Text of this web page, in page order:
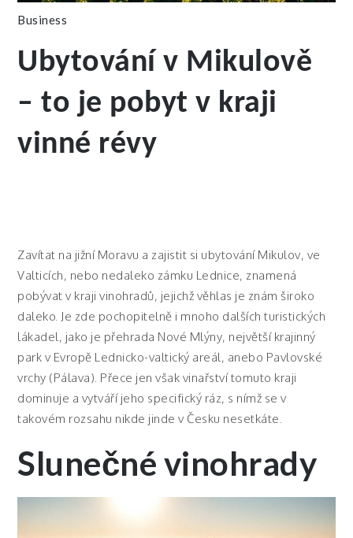
Business
Ubytování v Mikulově
– to je pobyt v kraji
vinné révy
Zavítat na jižní Moravu a zajistit si ubytování Mikulov, ve
Valticích, nebo nedaleko zámku Lednice, znamená
pobývat v kraji vinohradů, jejichž věhlas je znám široko
daleko. Je zde pochopitelně i mnoho dalších turistických
lákadel, jako je přehrada Nové Mlýny, největší krajinný
park v Evropě Lednicko-valtický areál, anebo Pavlovské
vrchy (Pálava). Přece jen však vinařství tomuto kraji
dominuje a vytváří jeho specifický ráz, s nímž se v
takovém rozsahu nikde jinde v Česku nesetkáte.
Slunečné vinohrady